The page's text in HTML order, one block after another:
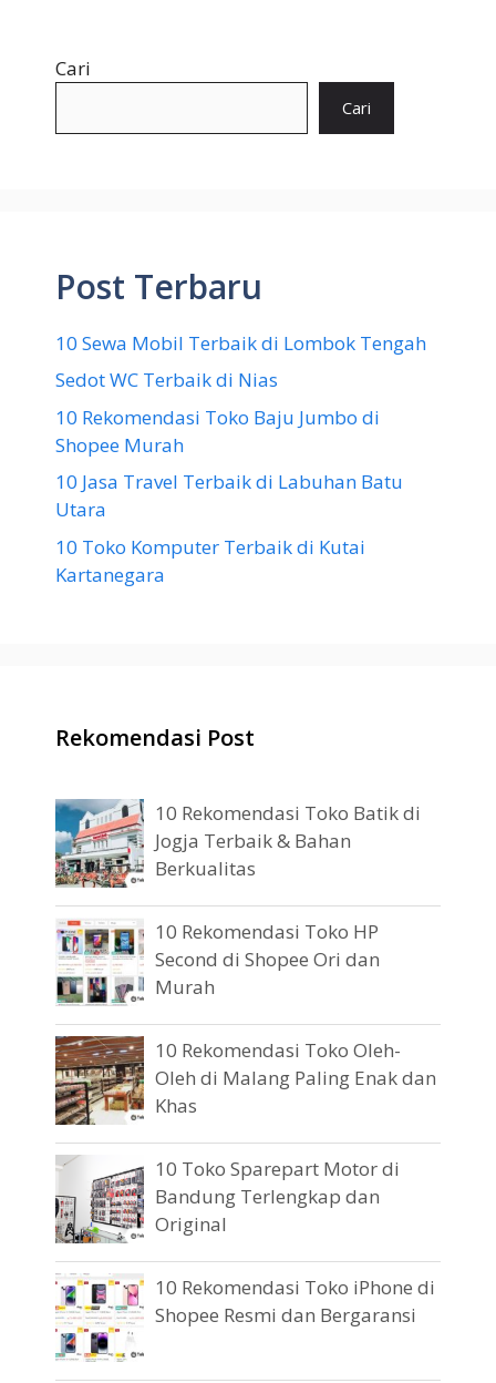
Cari
Cari
Post Terbaru
10 Sewa Mobil Terbaik di Lombok Tengah
Sedot WC Terbaik di Nias
10 Rekomendasi Toko Baju Jumbo di
Shopee Murah
10 Jasa Travel Terbaik di Labuhan Batu
Utara
10 Toko Komputer Terbaik di Kutai
Kartanegara
Rekomendasi Post
10 Rekomendasi Toko Batik di
Jogja Terbaik & Bahan
Berkualitas
10 Rekomendasi Toko HP
Second di Shopee Ori dan
Murah
10 Rekomendasi Toko Oleh-
Oleh di Malang Paling Enak dan
Khas
10 Toko Sparepart Motor di
Bandung Terlengkap dan
Original
10 Rekomendasi Toko iPhone di
Shopee Resmi dan Bergaransi